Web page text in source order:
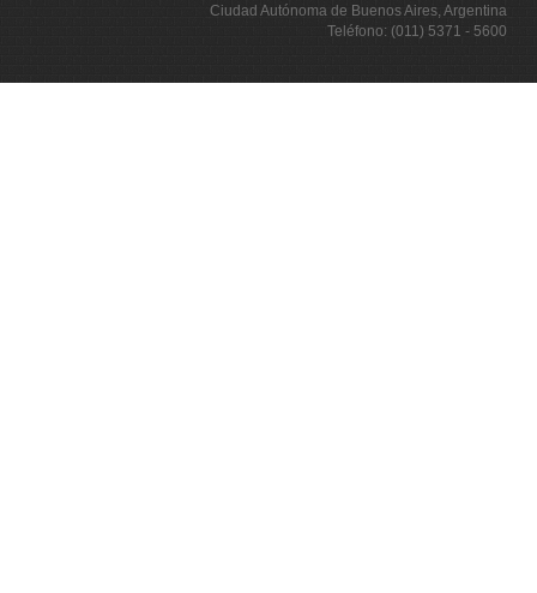
Ciudad Autónoma de Buenos Aires, Argentina
Teléfono: (011) 5371 - 5600